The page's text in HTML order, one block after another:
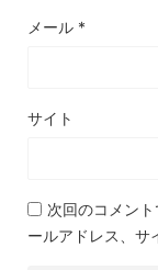
メール *
サイト
次回のコメン
ールアドレス、サ